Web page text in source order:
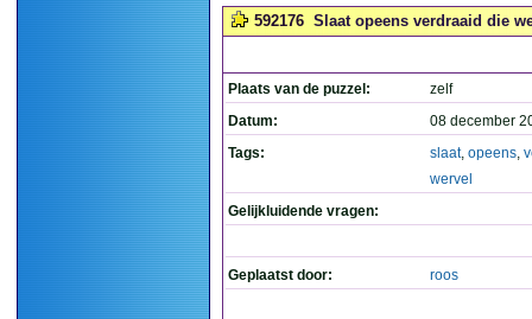
592176 Slaat opeens verdraaid die
Plaats van de puzzel:
zelf
Datum:
08 december
Tags:
slaat, opeens,
wervel
Gelijkluidende vragen:
Geplaatst door: roos